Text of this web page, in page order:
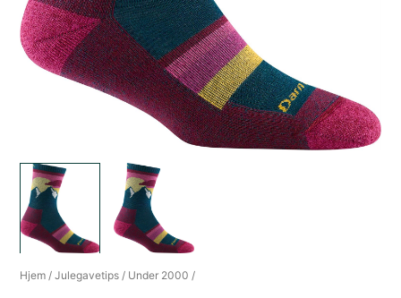
Hjem /Julegavetips / Under 2000 /